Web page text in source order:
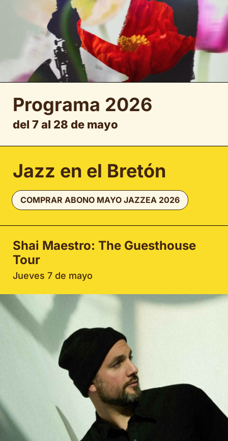
Programa 2026
del 7 al 28 de mayo
Jazz en el Bretón
COMPRAR ABONO MAYO JAZZEA 2026
Shai Maestro: The Guesthouse
Tour
Jueves 7 de mayo